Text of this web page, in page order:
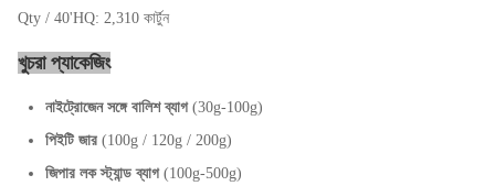
Qty / 40'HQ: 2,310 কার্টুন
খুচরা প্যাকেজিং
নাইট্রোজেন সঙ্গে বালিশ ব্যাগ(30g-100g)
পিইটি জার (100g / 120g / 200g)
জিপার লক স্ট্যান্ড ব্যাগ(100g-500g)